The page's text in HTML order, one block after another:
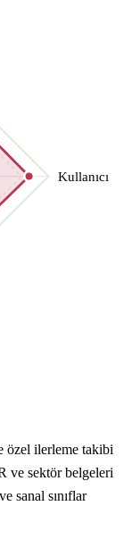
Kullanıcı
özel ilerleme takibi
ve sektör belgeleri
sanal sınıflar